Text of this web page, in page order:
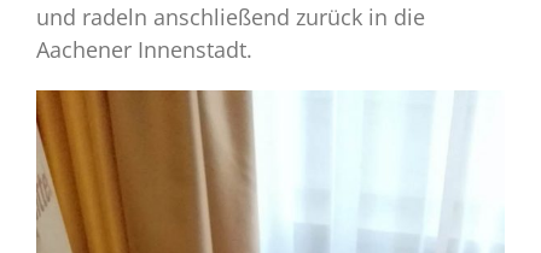
und radeln anschließend zurück in die
Aachener Innenstadt.